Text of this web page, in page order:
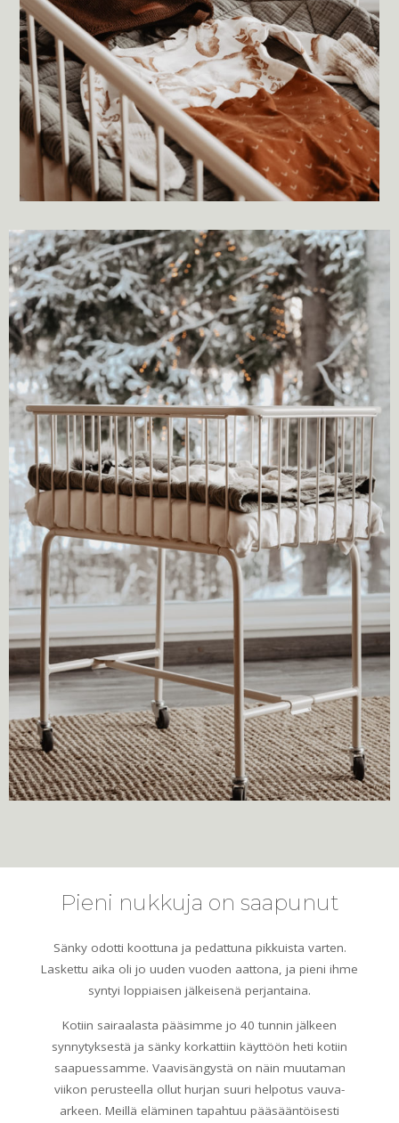
Pieni nukkuja on saapunut
Sänky odotti koottuna ja pedattuna pikkuista varten.
Laskettu aika oli jo uuden vuoden aattona, ja pieni ihme
syntyi loppiaisen jälkeisenä perjantaina.
Kotiin sairaalasta pääsimme jo 40 tunnin jälkeen
synnytyksestä ja sänky korkattiin käyttöön heti kotiin
saapuessamme. Vaavisängystä on näin muutaman
viikon perusteella ollut hurjan suuri helpotus vauva-
arkeen. Meillä eläminen tapahtuu pääsääntöisesti